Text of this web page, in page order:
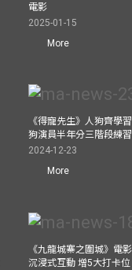
電影
2025-01-15
More
《得寵先生》人狗齊學
狗演員半年分三階段練
2024-12-23
More
《九龍城寨之圍城》電
沉浸式互動 增5大打卡